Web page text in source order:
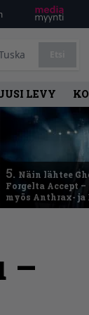
LEVY
5. Näin lähtee
Forgelta Accept
myös Anthrax-
–